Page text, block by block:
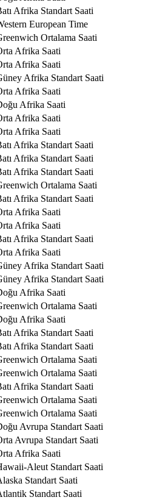
Afrika Standart Saati
European Time
Ortalama Saati
Afrika Saati
Afrika Saati
Afrika Standart Saati
Afrika Saati
Afrika Saati
Afrika Saati
Afrika Saati
Afrika Standart Saati
Afrika Standart Saati
Afrika Standart Saati
Ortalama Saati
Afrika Standart Saati
Afrika Saati
Afrika Saati
Afrika Standart Saati
Afrika Saati
Afrika Standart Saati
Afrika Standart Saati
Afrika Saati
Ortalama Saati
Afrika Saati
Afrika Standart Saati
Afrika Standart Saati
Ortalama Saati
Ortalama Saati
Afrika Standart Saati
Ortalama Saati
Ortalama Saati
Avrupa Standart Saati
Avrupa Standart Saati
Afrika Saati
Aleut Standart Saati
Standart Saati
Standart Saati